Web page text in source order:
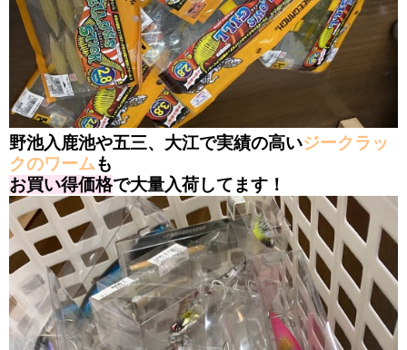
野池入鹿池や五三、大江で実績の高いジークラッ
クのワームも
お買い得価格で大量入荷してます！